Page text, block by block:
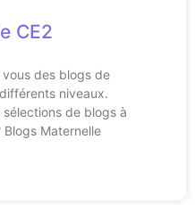
CE2
des blogs de
niveaux.
sélections de blogs à
Blogs Maternelle